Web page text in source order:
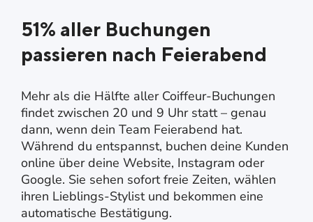
51% aller Buchungen
passieren nach Feierabend
Mehr als die Hälfte aller Coiffeur-Buchungen
findet zwischen 20 und 9 Uhr statt – genau
dann, wenn dein Team Feierabend hat.
Während du entspannst, buchen deine Kunden
online über deine Website, Instagram oder
Google. Sie sehen sofort freie Zeiten, wählen
ihren Lieblings-Stylist und bekommen eine
automatische Bestätigung.